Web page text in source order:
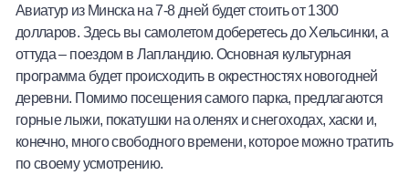
Авиатур из Минска на 7-8 дней будет стоить от 1300
долларов. Здесь вы самолетом доберетесь до Хельсинки, а
оттуда – поездом в Лапландию. Основная культурная
программа будет происходить в окрестностях новогодней
деревни. Помимо посещения самого парка, предлагаются
горные лыжи, покатушки на оленях и снегоходах, хаски и,
конечно, много свободного времени, которое можно тратить
по своему усмотрению.